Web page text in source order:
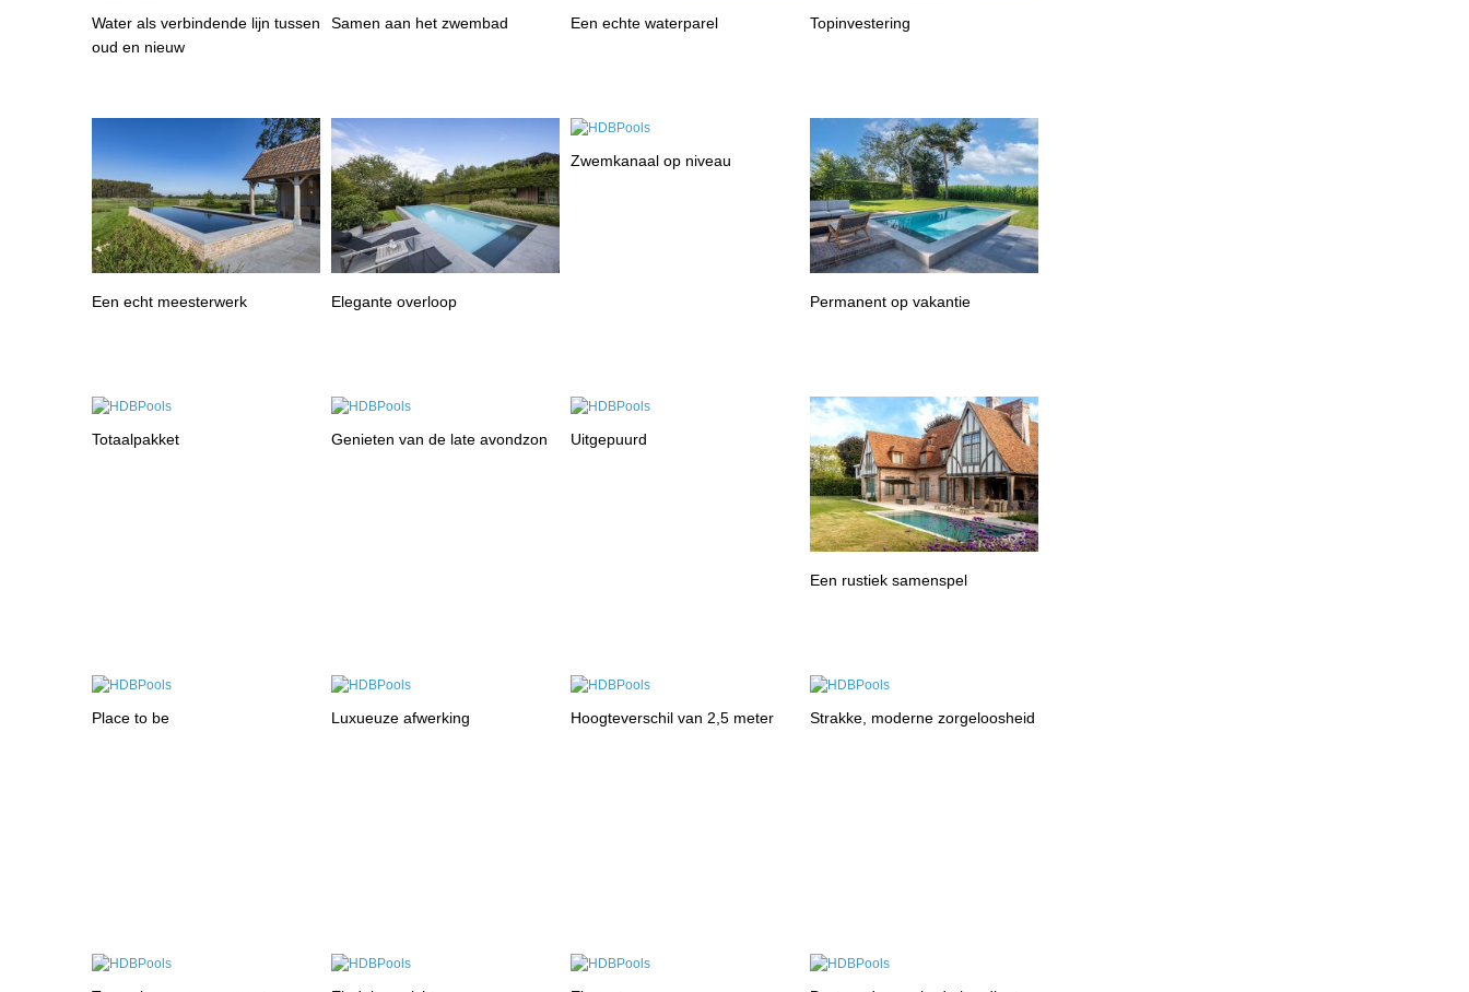
Water als verbindende lijn tussen
oud en nieuw
Samen aan het zwembad Een echte waterparel Topinvestering
Een echt meesterwerk Elegante overloop
Zwemkanaal op niveau
Permanent op vakantie
Totaalpakket Genieten van de late avondzon Uitgepuurd
Een rustiek samenspel
Place to be Luxueuze afwerking Hoogteverschil van 2,5 meter Strakke, moderne zorgeloosheid